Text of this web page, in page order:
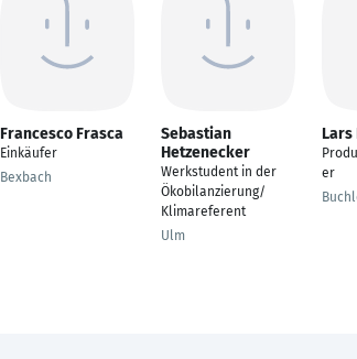
Francesco Frasca
Einkäufer
Bexbach
Sebastian
Hetzenecker
Werkstudent in der
Ökobilanzierung/
Klimareferent
Ulm
Lars
er